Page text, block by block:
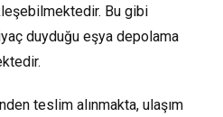
Bu gibi
duyduğu eşya depolama
teslim alınmakta, ulaşım